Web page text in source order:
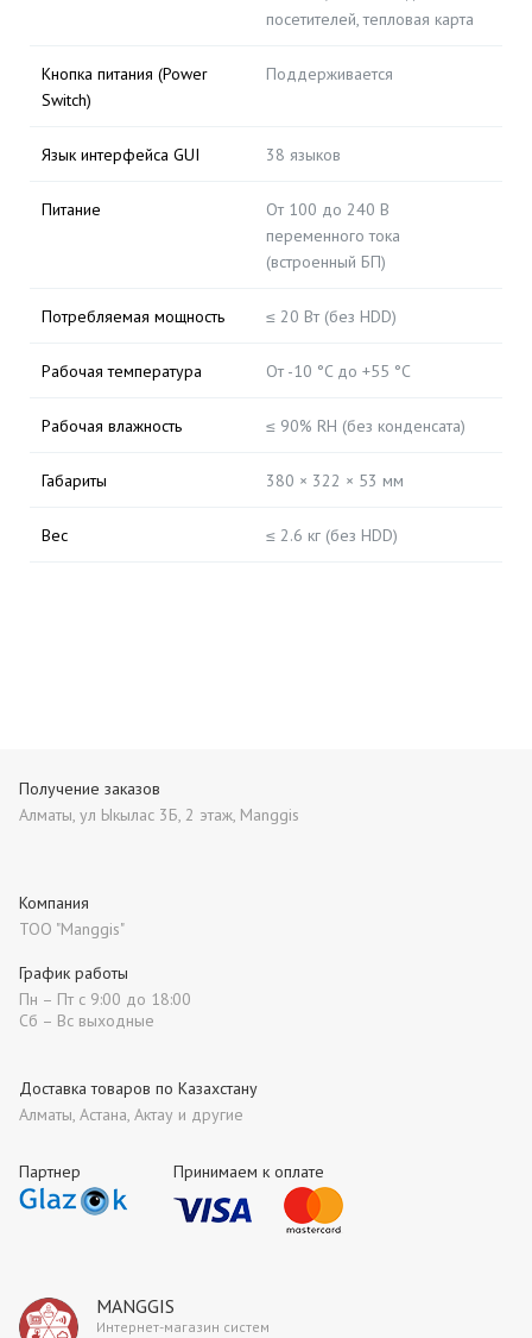
посетителей, тепловая карта
Кнопка питания (Power
Switch)
Поддерживается
Язык интерфейса GUI 38 языков
Питание
От 100 до 240 В
переменного тока
(встроенный БП)
Потребляемая мощность ≤ 20 Вт (без HDD)
Рабочая температура От -10 °C до +55 °C
Рабочая влажность ≤ 90% RH (без конденсата)
Габариты 380 × 322 × 53 мм
Вес ≤ 2.6 кг (без HDD)
MANGGIS
Интернет-магазин систем
Партнер Принимаем к оплате
Получение заказов
Алматы, ул Ыкылас 3Б, 2 этаж, Manggis
Компания
ТОО "Manggis"
Доставка товаров по Казахстану
Алматы, Астана, Актау и другие
График работы
Пн – Пт с 9:00 до 18:00
Сб – Вс выходные